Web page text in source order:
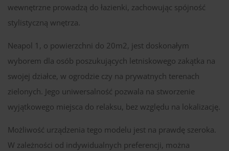
wewnętrzne prowadzą do łazienki, zachowując spójność
stylistyczną wnętrza.
Neapol 1, o powierzchni do 20m2, jest doskonałym
wyborem dla osób poszukujących letniskowego zakątka na
swojej działce, w ogrodzie czy na prywatnych terenach
zielonych. Jego uniwersalność pozwala na stworzenie
wyjątkowego miejsca do relaksu, bez względu na lokalizację.
Możliwość urządzenia tego modelu jest na prawdę szeroka.
W zależności od indywidualnych preferencji, można